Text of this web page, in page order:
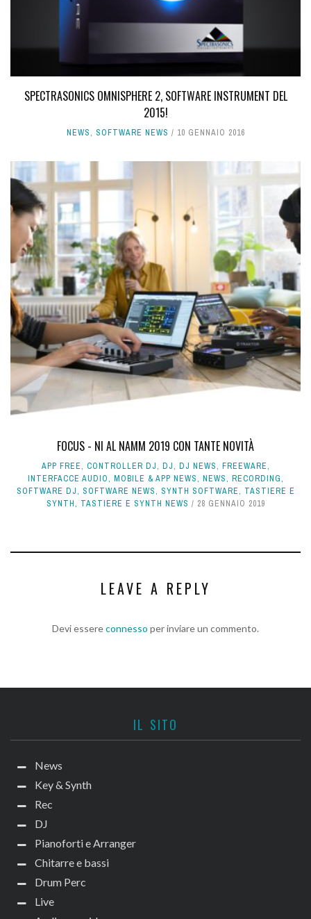
SPECTRASONICS OMNISPHERE 2, SOFTWARE INSTRUMENT DEL
2015!
NEWS, SOFTWARE NEWS 10 GENNAIO 2016
FOCUS - NI AL NAMM 2019 CON TANTE NOVITÀ
APP FREE, CONTROLLER DJ, DJ, DJ NEWS, FREEWARE,
INTERFACCE AUDIO, MOBILE & APP NEWS, NEWS, RECORDING,
SOFTWARE DJ, SOFTWARE NEWS, SYNTH SOFTWARE, TASTIERE E
SYNTH, TASTIERE E SYNTH NEWS 28 GENNAIO 2019
LEAVE A REPLY
Devi essereconnesso per inviare un commento.
IL SITO
News
Key & Synth
Rec
DJ
Pianoforti e Arranger
Chitarre e bassi
Drum Perc
Live